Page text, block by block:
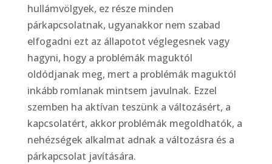
hullámvölgyek, ez része minden
párkapcsolatnak, ugyanakkor nem szabad
elfogadni ezt az állapotot véglegesnek vagy
hagyni, hogy a problémák maguktól
oldódjanak meg, mert a problémák maguktól
inkább romlanak mintsem javulnak. Ezzel
szemben ha aktívan teszünk a változásért, a
kapcsolatért, akkor problémák megoldhatók, a
nehézségek alkalmat adnak a változásra és a
párkapcsolat javítására.